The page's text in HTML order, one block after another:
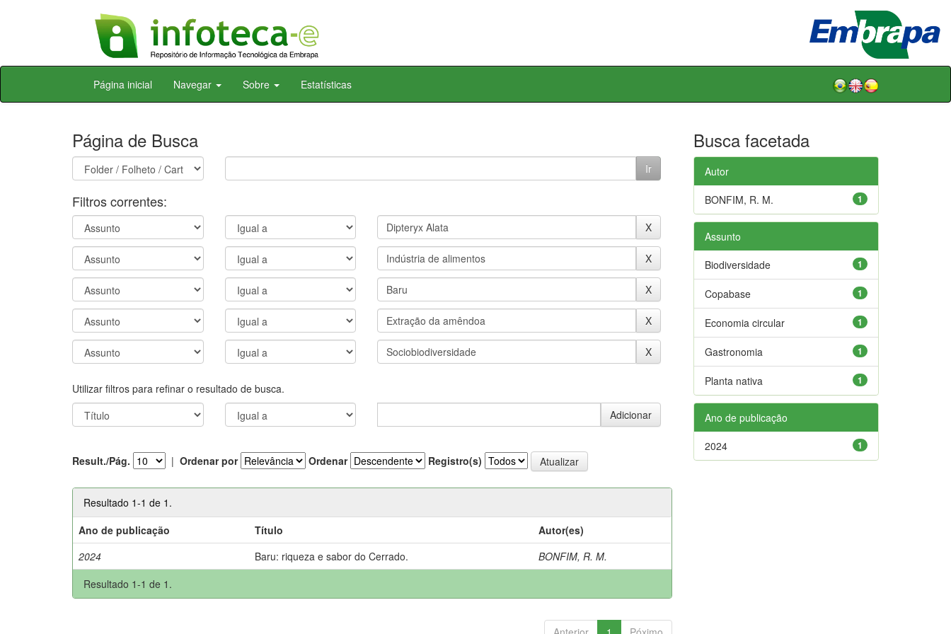
Skip
Página inicial Navegar Sobre Estatísticas
Página de Busca
Filtros correntes:
Utilizar filtros para refinar o resultado de busca.
Result./Pág. | Ordenar por Ordenar Registro(s)
Resultado 1-1 de 1.
Ano de publicação
Título
Autor(es)
2024
Baru: riqueza e sabor do Cerrado.
BONFIM, R. M.
Resultado 1-1 de 1.
Busca facetada
Autor
1
BONFIM, R. M.
Assunto
1
Biodiversidade
1
Copabase
1
Economia circular
1
Gastronomia
1
Planta nativa
Ano de publicação
1
2024